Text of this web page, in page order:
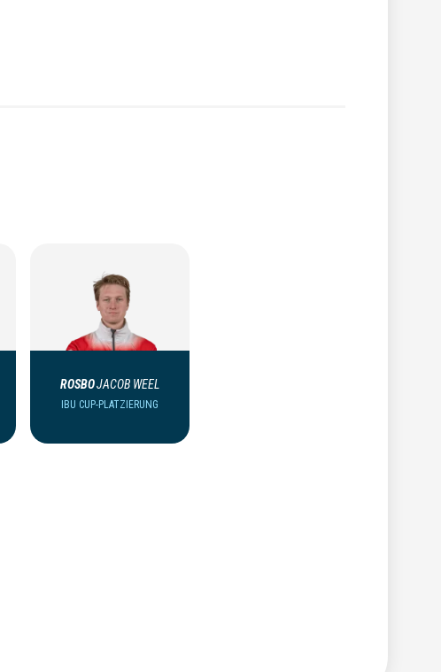
ROSBOJACOB WEEL
IBU CUP-PLATZIERUNG